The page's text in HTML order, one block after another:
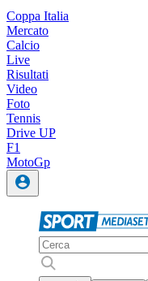
Coppa Italia
Mercato
Calcio
Live
Risultati
Video
Foto
Tennis
Drive UP
F1
MotoGp